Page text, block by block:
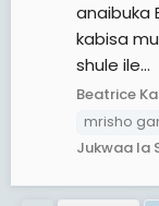
anaibuka
kabisa
shule ile...
Beatrice
mrisho
Jukwaa la